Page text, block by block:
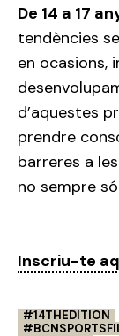
De 14 a 17
tendències
en ocasions,
d’aquestes
prendre
barreres a
no sempre
Inscriu-te
14THEDITION